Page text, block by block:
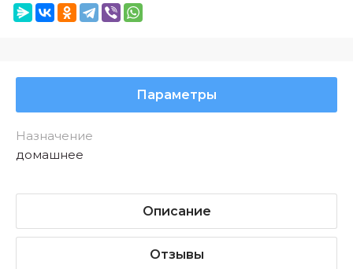
Параметры
Назначение
домашнее
Описание
Отзывы